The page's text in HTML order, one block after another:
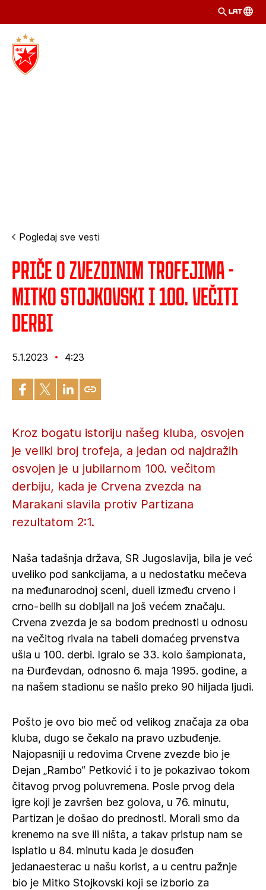
LAT
Pogledaj sve vesti
Priče o Zvezdinim trofejima -
Mitko Stojkovski i 100. večiti
derbi
5.1.2023 4:23
Kroz bogatu istoriju našeg kluba, osvojen
je veliki broj trofeja, a jedan od najdražih
osvojen je u jubilarnom 100. večitom
derbiju, kada je Crvena zvezda na
Marakani slavila protiv Partizana
rezultatom 2:1.
Naša tadašnja država, SR Jugoslavija, bila je već
uveliko pod sankcijama, a u nedostatku mečeva
na međunarodnoj sceni, dueli između crveno i
crno-belih su dobijali na još većem značaju.
Crvena zvezda je sa bodom prednosti u odnosu
na večitog rivala na tabeli domaćeg prvenstva
ušla u 100. derbi. Igralo se 33. kolo šampionata,
na Đurđevdan, odnosno 6. maja 1995. godine, a
na našem stadionu se našlo preko 90 hiljada ljudi.
Pošto je ovo bio meč od velikog značaja za oba
kluba, dugo se čekalo na pravo uzbuđenje.
Najopasniji u redovima Crvene zvezde bio je
Dejan „Rambo“ Petković i to je pokazivao tokom
čitavog prvog poluvremena. Posle prvog dela
igre koji je završen bez golova, u 76. minutu,
Partizan je došao do prednosti. Morali smo da
krenemo na sve ili ništa, a takav pristup nam se
isplatio u 84. minutu kada je dosuđen
jedanaesterac u našu korist, a u centru pažnje
bio je Mitko Stojkovski koji se izborio za